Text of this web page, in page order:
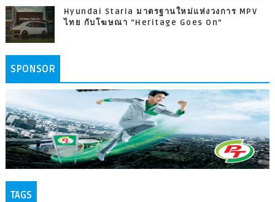
Hyundai Staria มาตรฐานใหม่แห่งวงการ MPV
ไทย กับโฆษณา “Heritage Goes On”
SPONSOR
TAGS